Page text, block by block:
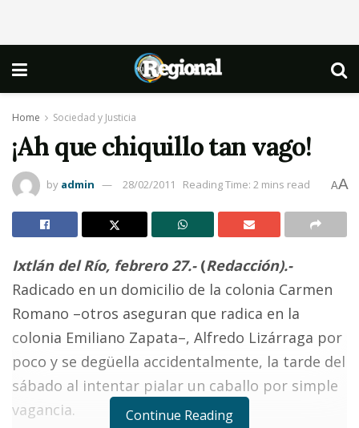
Home Sociedad y Justicia
¡Ah que chiquillo tan vago!
by admin 28/02/2011 Reading Time: 2 mins read AA
Ixtlán del Río, febrero 27.-(Redacción).-
Radicado en un domicilio de la colonia Carmen
Romano –otros aseguran que radica en la
colonia Emiliano Zapata–, Alfredo Lizárraga por
poco y se degüella accidentalmente, la tarde del
sábado al intentar pialar un caballo por simple
vagancia.
Continue Reading